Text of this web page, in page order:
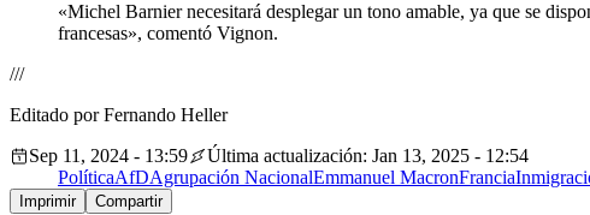
«Michel Barnier necesitará desplegar un tono amable, ya que se
francesas», comentó Vignon.
///
Editado por Fernando Heller
Sep 11, 2024 - 13:59
Última actualización: Jan 13, 2025 - 12:54
PolíticaAfDAgrupación NacionalEmmanuel MacronFrancia
Imprimir Compartir